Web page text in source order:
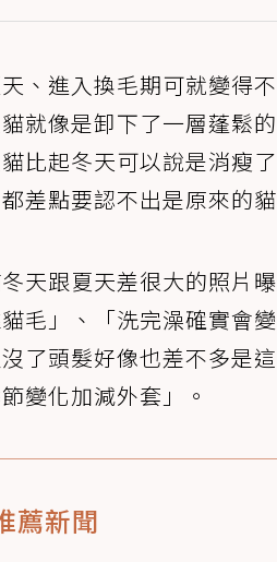
、進入換毛期可就變得
就像是卸下了一層蓬鬆
比起冬天可以說是消瘦
差點要認不出是原來的貓
天跟夏天差很大的照片
毛」、「洗完澡確實會
了頭髮好像也差不多是
變化加減外套」。
薦新聞